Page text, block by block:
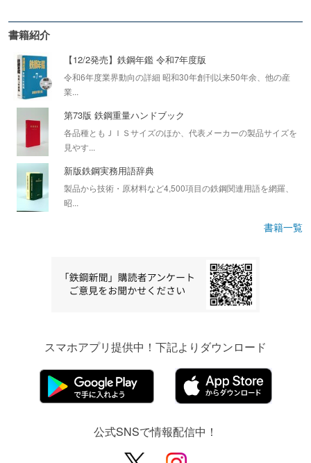
書籍紹介
【12/2発売】鉄鋼年鑑 令和7年度版
令和6年度業界動向の詳細 昭和30年創刊以来50年余、他の産
業...
第73版 鉄鋼重量ハンドブック
各品種ともＪＩＳサイズのほか、代表メーカーの製品サイズを
見やす...
新版鉄鋼実務用語辞典
製品から技術・原材料など4,500項目の鉄鋼関連用語を網羅、
昭...
書籍一覧
スマホアプリ提供中！下記よりダウンロード
公式SNSで情報配信中！